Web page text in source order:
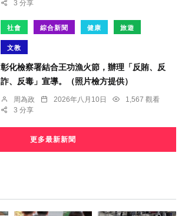
3 分享
社會 綜合新聞 健康 旅遊
文教
彰化檢察署結合王功漁火節，辦理「反賄、反
詐、反毒」宣導。（照片檢方提供）
周為政 2026年八月10日
1,567 觀看
3 分享
更多最新新聞